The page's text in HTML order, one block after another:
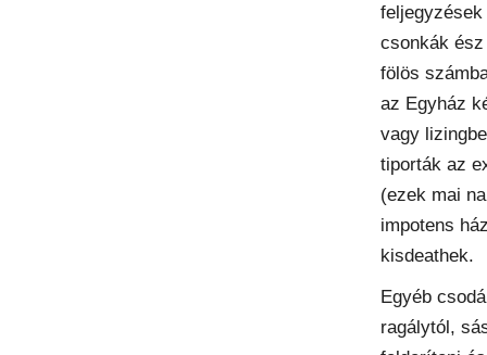
csonkák
fölös
az Egyház
vagy
tiporták az
(ezek mai
impotens
kisdeathek.
Egyéb
ragálytól,